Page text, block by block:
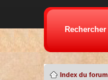
Rechercher
Index du forum